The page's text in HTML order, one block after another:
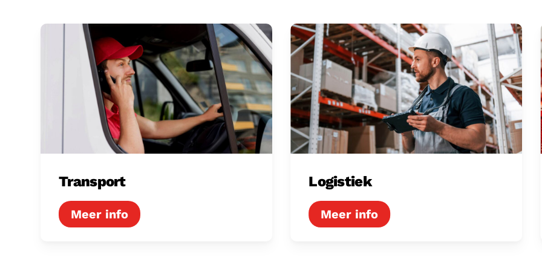
Transport
Transport
Logistiek
Logistiek